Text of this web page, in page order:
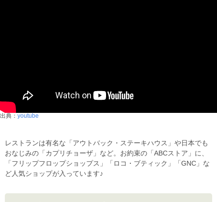
出典： youtube
レストランは有名な「アウトバック・ステーキハウス」や日本でも
おなじみの「カプリチョーザ」など。お約束の「ABCストア」に、
「フリップフロップショップス」「ロコ・ブティック」「GNC」な
ど人気ショップが入っています♪